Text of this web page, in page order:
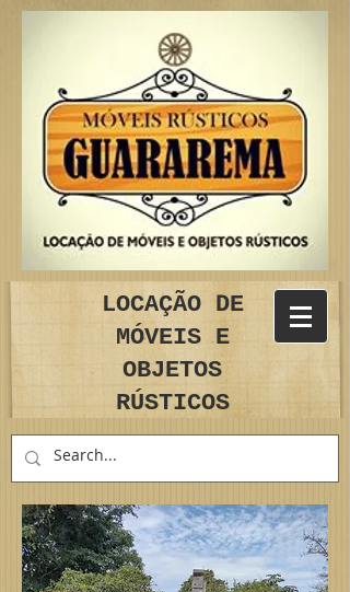
LOCAÇÃO DE
MÓVEIS E
OBJETOS
RÚSTICOS